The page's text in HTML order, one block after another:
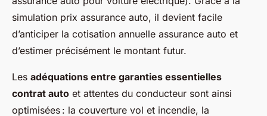
simulation prix assurance auto, il devient facile
d’anticiper la cotisation annuelle assurance auto et
d’estimer précisément le montant futur.
Les adéquations entre garanties essentielles
contrat auto et attentes du conducteur sont ainsi
optimisées : la couverture vol et incendie, la